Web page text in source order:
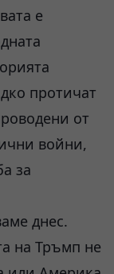
е
протичат
от
войни,
за
днес.
на Тръмп не